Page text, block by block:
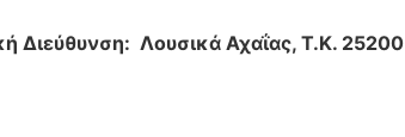
Διεύθυνση: Λουσικά Αχαΐας, Τ.Κ. 25200